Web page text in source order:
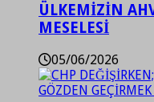
ÜLKEMİZİN
MESELESİ
05/06/2026